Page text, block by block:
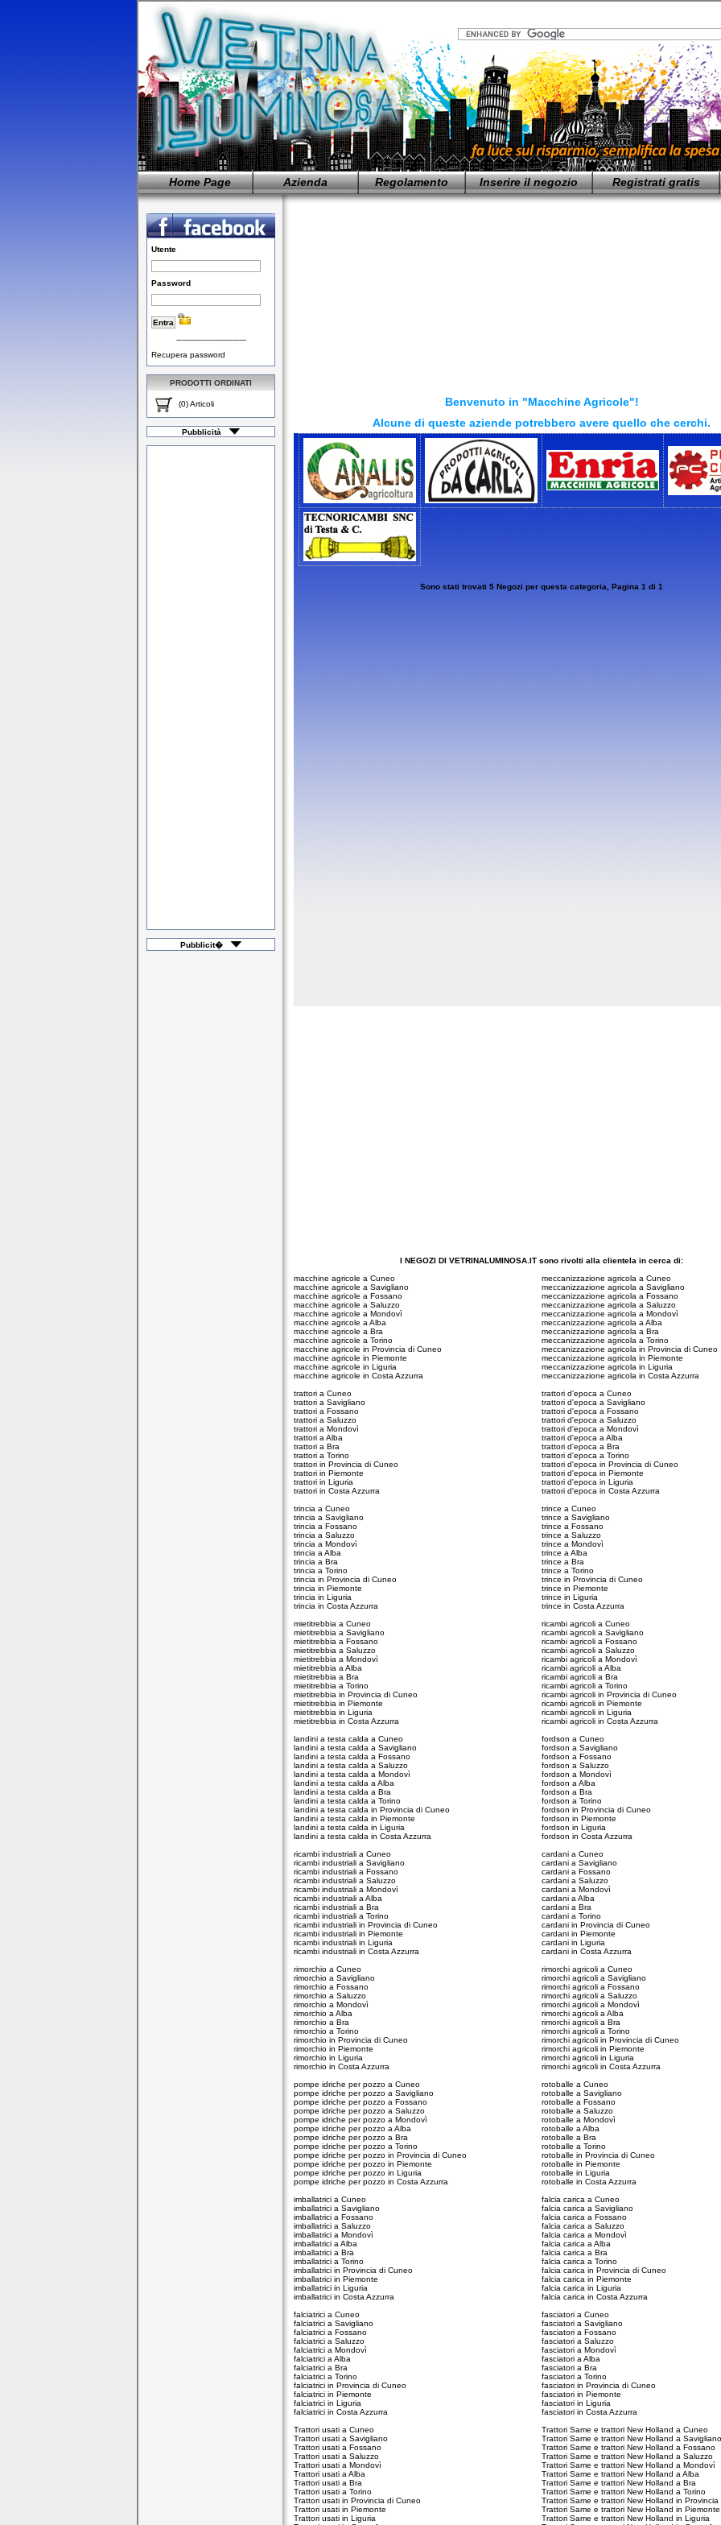
Home Page Azienda Regolamento Inserire il negozio Registrati gratis
Utente
Password
-----------------------------
Recupera password
PRODOTTI ORDINATI
(0) Articoli
Pubblicità
Pubblicit�
Benvenuto in "Macchine Agricole"!
Alcune di queste aziende potrebbero avere quello che cerchi.
I NEGOZI DI VETRINALUMINOSA.IT sono rivolti alla clientela in cerca di:
macchine agricole a Cuneo
macchine agricole a Savigliano
macchine agricole a Fossano
macchine agricole a Saluzzo
macchine agricole a Mondovì
macchine agricole a Alba
macchine agricole a Bra
macchine agricole a Torino
macchine agricole in Provincia di Cuneo
macchine agricole in Piemonte
macchine agricole in Liguria
macchine agricole in Costa Azzurra
trattori a Cuneo
trattori a Savigliano
trattori a Fossano
trattori a Saluzzo
trattori a Mondovì
trattori a Alba
trattori a Bra
trattori a Torino
trattori in Provincia di Cuneo
trattori in Piemonte
trattori in Liguria
trattori in Costa Azzurra
trincia a Cuneo
trincia a Savigliano
trincia a Fossano
trincia a Saluzzo
trincia a Mondovì
trincia a Alba
trincia a Bra
trincia a Torino
trincia in Provincia di Cuneo
trincia in Piemonte
trincia in Liguria
trincia in Costa Azzurra
mietitrebbia a Cuneo
mietitrebbia a Savigliano
mietitrebbia a Fossano
mietitrebbia a Saluzzo
mietitrebbia a Mondovì
mietitrebbia a Alba
mietitrebbia a Bra
mietitrebbia a Torino
mietitrebbia in Provincia di Cuneo
mietitrebbia in Piemonte
mietitrebbia in Liguria
mietitrebbia in Costa Azzurra
landini a testa calda a Cuneo
landini a testa calda a Savigliano
landini a testa calda a Fossano
landini a testa calda a Saluzzo
landini a testa calda a Mondovì
landini a testa calda a Alba
landini a testa calda a Bra
landini a testa calda a Torino
landini a testa calda in Provincia di Cuneo
landini a testa calda in Piemonte
landini a testa calda in Liguria
landini a testa calda in Costa Azzurra
ricambi industriali a Cuneo
ricambi industriali a Savigliano
ricambi industriali a Fossano
ricambi industriali a Saluzzo
ricambi industriali a Mondovì
ricambi industriali a Alba
ricambi industriali a Bra
ricambi industriali a Torino
ricambi industriali in Provincia di Cuneo
ricambi industriali in Piemonte
ricambi industriali in Liguria
ricambi industriali in Costa Azzurra
rimorchio a Cuneo
rimorchio a Savigliano
rimorchio a Fossano
rimorchio a Saluzzo
rimorchio a Mondovì
rimorchio a Alba
rimorchio a Bra
rimorchio a Torino
rimorchio in Provincia di Cuneo
rimorchio in Piemonte
rimorchio in Liguria
rimorchio in Costa Azzurra
pompe idriche per pozzo a Cuneo
pompe idriche per pozzo a Savigliano
pompe idriche per pozzo a Fossano
pompe idriche per pozzo a Saluzzo
pompe idriche per pozzo a Mondovì
pompe idriche per pozzo a Alba
pompe idriche per pozzo a Bra
pompe idriche per pozzo a Torino
pompe idriche per pozzo in Provincia di Cuneo
pompe idriche per pozzo in Piemonte
pompe idriche per pozzo in Liguria
pompe idriche per pozzo in Costa Azzurra
imballatrici a Cuneo
imballatrici a Savigliano
imballatrici a Fossano
imballatrici a Saluzzo
imballatrici a Mondovì
imballatrici a Alba
imballatrici a Bra
imballatrici a Torino
imballatrici in Provincia di Cuneo
imballatrici in Piemonte
imballatrici in Liguria
imballatrici in Costa Azzurra
falciatrici a Cuneo
falciatrici a Savigliano
falciatrici a Fossano
falciatrici a Saluzzo
falciatrici a Mondovì
falciatrici a Alba
falciatrici a Bra
falciatrici a Torino
falciatrici in Provincia di Cuneo
falciatrici in Piemonte
falciatrici in Liguria
falciatrici in Costa Azzurra
Trattori usati a Cuneo
Trattori usati a Savigliano
Trattori usati a Fossano
Trattori usati a Saluzzo
Trattori usati a Mondovì
Trattori usati a Alba
Trattori usati a Bra
Trattori usati a Torino
Trattori usati in Provincia di Cuneo
Trattori usati in Piemonte
Trattori usati in Liguria
meccanizzazione agricola a Cuneo
meccanizzazione agricola a Savigliano
meccanizzazione agricola a Fossano
meccanizzazione agricola a Saluzzo
meccanizzazione agricola a Mondovì
meccanizzazione agricola a Alba
meccanizzazione agricola a Bra
meccanizzazione agricola a Torino
meccanizzazione agricola in Provincia di Cuneo
meccanizzazione agricola in Piemonte
meccanizzazione agricola in Liguria
meccanizzazione agricola in Costa Azzurra
trattori d'epoca a Cuneo
trattori d'epoca a Savigliano
trattori d'epoca a Fossano
trattori d'epoca a Saluzzo
trattori d'epoca a Mondovì
trattori d'epoca a Alba
trattori d'epoca a Bra
trattori d'epoca a Torino
trattori d'epoca in Provincia di Cuneo
trattori d'epoca in Piemonte
trattori d'epoca in Liguria
trattori d'epoca in Costa Azzurra
trince a Cuneo
trince a Savigliano
trince a Fossano
trince a Saluzzo
trince a Mondovì
trince a Alba
trince a Bra
trince a Torino
trince in Provincia di Cuneo
trince in Piemonte
trince in Liguria
trince in Costa Azzurra
ricambi agricoli a Cuneo
ricambi agricoli a Savigliano
ricambi agricoli a Fossano
ricambi agricoli a Saluzzo
ricambi agricoli a Mondovì
ricambi agricoli a Alba
ricambi agricoli a Bra
ricambi agricoli a Torino
ricambi agricoli in Provincia di Cuneo
ricambi agricoli in Piemonte
ricambi agricoli in Liguria
ricambi agricoli in Costa Azzurra
fordson a Cuneo
fordson a Savigliano
fordson a Fossano
fordson a Saluzzo
fordson a Mondovì
fordson a Alba
fordson a Bra
fordson a Torino
fordson in Provincia di Cuneo
fordson in Piemonte
fordson in Liguria
fordson in Costa Azzurra
cardani a Cuneo
cardani a Savigliano
cardani a Fossano
cardani a Saluzzo
cardani a Mondovì
cardani a Alba
cardani a Bra
cardani a Torino
cardani in Provincia di Cuneo
cardani in Piemonte
cardani in Liguria
cardani in Costa Azzurra
rimorchi agricoli a Cuneo
rimorchi agricoli a Savigliano
rimorchi agricoli a Fossano
rimorchi agricoli a Saluzzo
rimorchi agricoli a Mondovì
rimorchi agricoli a Alba
rimorchi agricoli a Bra
rimorchi agricoli a Torino
rimorchi agricoli in Provincia di Cuneo
rimorchi agricoli in Piemonte
rimorchi agricoli in Liguria
rimorchi agricoli in Costa Azzurra
rotoballe a Cuneo
rotoballe a Savigliano
rotoballe a Fossano
rotoballe a Saluzzo
rotoballe a Mondovì
rotoballe a Alba
rotoballe a Bra
rotoballe a Torino
rotoballe in Provincia di Cuneo
rotoballe in Piemonte
rotoballe in Liguria
rotoballe in Costa Azzurra
falcia carica a Cuneo
falcia carica a Savigliano
falcia carica a Fossano
falcia carica a Saluzzo
falcia carica a Mondovì
falcia carica a Alba
falcia carica a Bra
falcia carica a Torino
falcia carica in Provincia di Cuneo
falcia carica in Piemonte
falcia carica in Liguria
falcia carica in Costa Azzurra
fasciatori a Cuneo
fasciatori a Savigliano
fasciatori a Fossano
fasciatori a Saluzzo
fasciatori a Mondovì
fasciatori a Alba
fasciatori a Bra
fasciatori a Torino
fasciatori in Provincia di Cuneo
fasciatori in Piemonte
fasciatori in Liguria
fasciatori in Costa Azzurra
Trattori Same e trattori New Holland a Cuneo
Trattori Same e trattori New Holland a Savigliano
Trattori Same e trattori New Holland a Fossano
Trattori Same e trattori New Holland a Saluzzo
Trattori Same e trattori New Holland a Mondovì
Trattori Same e trattori New Holland a Alba
Trattori Same e trattori New Holland a Bra
Trattori Same e trattori New Holland a Torino
Trattori Same e trattori New Holland in
Trattori Same e trattori New Holland in Piemonte
Trattori Same e trattori New Holland in Liguria